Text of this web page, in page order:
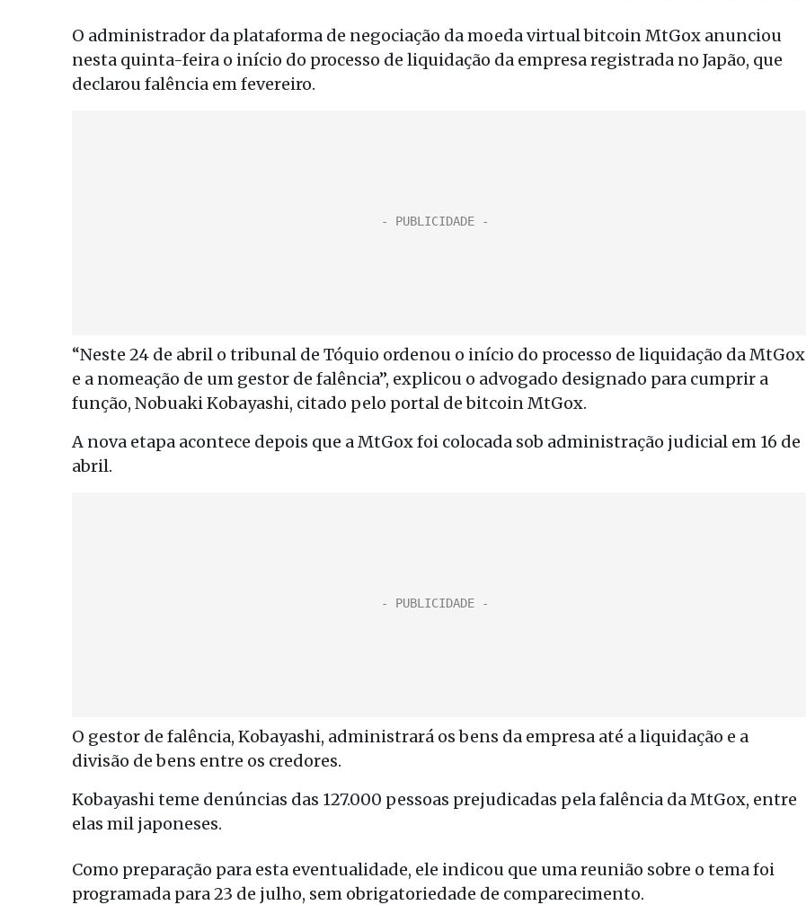
O administrador da plataforma de negociação da moeda virtual bitcoin MtGox anunciou
nesta quinta-feira o início do processo de liquidação da empresa registrada no Japão, que
declarou falência em fevereiro.
“Neste 24 de abril o tribunal de Tóquio ordenou o início do processo de liquidação da MtGox
e a nomeação de um gestor de falência”, explicou o advogado designado para cumprir a
função, Nobuaki Kobayashi, citado pelo portal de bitcoin MtGox.
A nova etapa acontece depois que a MtGox foi colocada sob administração judicial em 16 de
abril.
O gestor de falência, Kobayashi, administrará os bens da empresa até a liquidação e a
divisão de bens entre os credores.
Kobayashi teme denúncias das 127.000 pessoas prejudicadas pela falência da MtGox, entre
elas mil japoneses.
Como preparação para esta eventualidade, ele indicou que uma reunião sobre o tema foi
programada para 23 de julho, sem obrigatoriedade de comparecimento.